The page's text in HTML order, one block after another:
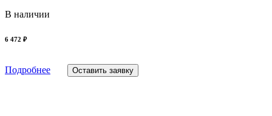
В наличии
6 472 ₽
Подробнее Оставить заявку